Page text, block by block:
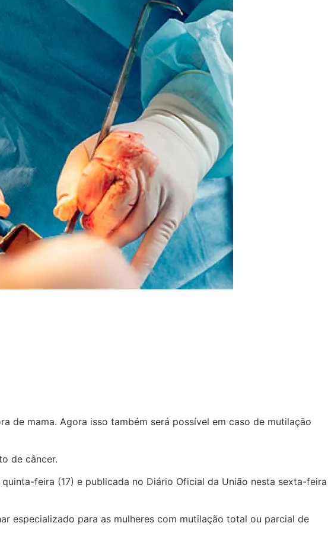
de mama. Agora isso também será possível em caso de mutilação
de câncer.
quinta-feira (17) e publicada no Diário Oficial da União nesta sexta-feira
especializado para as mulheres com mutilação total ou parcial de